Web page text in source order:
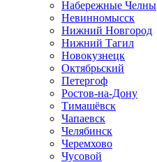
Набережные Челны
Невинномысск
Нижний Новгород
Нижний Тагил
Новокузнецк
Октябрьский
Петергоф
Ростов-на-Дону
Тимашёвск
Чапаевск
Челябинск
Черемхово
Чусовой